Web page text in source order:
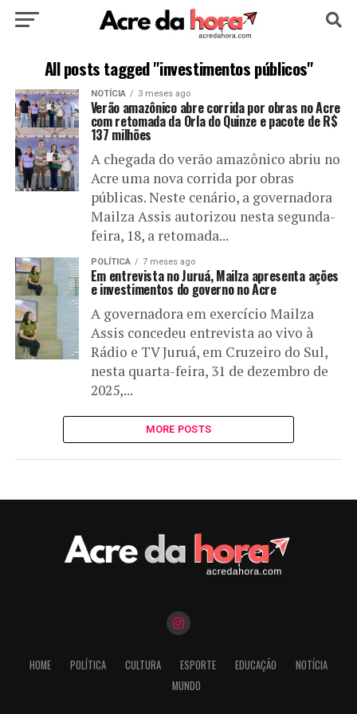
HOME POLÍTICA CULTURA ESPORTE
EDUCAÇÃO NOTÍCIA MUNDO
All posts tagged "investimentos públicos"
NOTÍCIA 3 meses ago
Verão amazônico abre corrida por obras no Acre
com retomada da Orla do Quinze e pacote de R$
137 milhões
A chegada do verão amazônico abriu no
Acre uma nova corrida por obras
públicas. Neste cenário, a governadora
Mailza Assis autorizou nesta segunda-
feira, 18, a retomada...
POLÍTICA 7 meses ago
Em entrevista no Juruá, Mailza apresenta ações
e investimentos do governo no Acre
A governadora em exercício Mailza
Assis concedeu entrevista ao vivo à
Rádio e TV Juruá, em Cruzeiro do Sul,
nesta quarta-feira, 31 de dezembro de
2025,...
MORE POSTS
HOME POLÍTICA CULTURA ESPORTE EDUCAÇÃO
NOTÍCIA
MUNDO